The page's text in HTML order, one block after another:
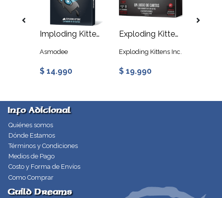
Imploding Kittens - Exploding Kittens
Asmodee
$ 14.990
Exploding Kittens NSFW
Exploding Kittens Inc.
$ 19.990
Info Adicional
Quiénes somos
Dónde Estamos
Términos y Condiciones
Medios de Pago
Costo y Forma de Envíos
Como Comprar
Guild Dreams